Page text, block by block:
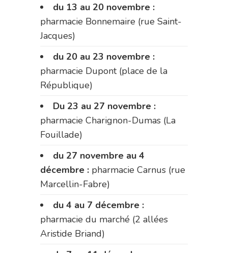
du 13 au 20 novembre :
pharmacie Bonnemaire (rue Saint-
Jacques)
du 20 au 23 novembre :
pharmacie Dupont (place de la
République)
Du 23 au 27 novembre :
pharmacie Charignon-Dumas (La
Fouillade)
du 27 novembre au 4
décembre : pharmacie Carnus (rue
Marcellin-Fabre)
du 4 au 7 décembre :
pharmacie du marché (2 allées
Aristide Briand)